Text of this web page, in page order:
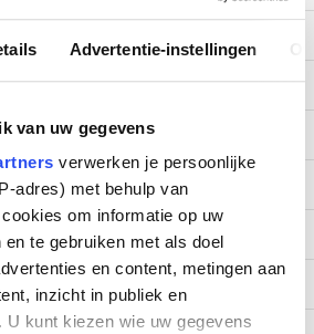
Advertentie-instellingen
van uw gegevens
verwerken je persoonlijke
adres) met behulp van
om informatie op uw
te gebruiken met als doel
en content, metingen aan
inzicht in publiek en
U kunt kiezen wie uw gegevens